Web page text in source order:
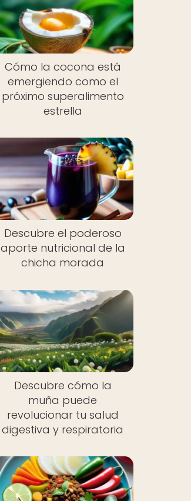
Cómo la cocona está
emergiendo como el
próximo superalimento
estrella
Descubre el poderoso
aporte nutricional de la
chicha morada
Descubre cómo la
muña puede
revolucionar tu salud
digestiva y respiratoria